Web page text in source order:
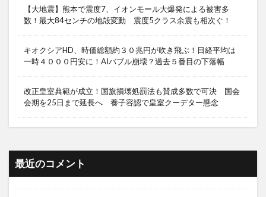
【大地震】熊本で震度7、イオンモール大爆発による被害多
数！最大84センチの地殻変動 震度5クラス余震も相次ぐ！
キオクシアHD、時価総額約３０兆円が吹き飛ぶ！日経平均は
一時４０００円安に！AIバブル崩壊？過去５番目の下落幅
改正皇室典範が成立！国旗損壊処罰法も賛成多数で可決 国会
会期を25日まで延長へ 養子容認で皇室クーデター懸念
最近のコメント